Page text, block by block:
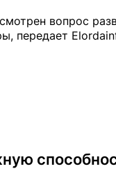
вопрос
передает